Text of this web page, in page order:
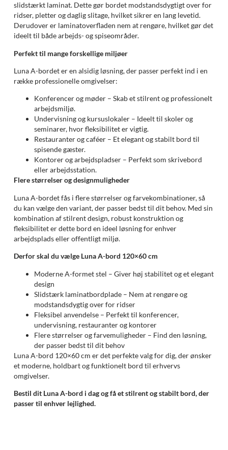
slidstærkt laminat. Dette gør bordet modstandsdygtigt over for
ridser, pletter og daglig slitage, hvilket sikrer en lang levetid.
Derudover er laminatoverfladen nem at rengøre, hvilket gør det
ideelt til både arbejds- og spiseområder.
Perfekt til mange forskellige miljøer
Luna A-bordet er en alsidig løsning, der passer perfekt ind i en
række professionelle omgivelser:
Konferencer og møder – Skab et stilrent og professionelt
arbejdsmiljø.
Undervisning og kursuslokaler – Ideelt til skoler og
seminarer, hvor fleksibilitet er vigtig.
Restauranter og caféer – Et elegant og stabilt bord til
spisende gæster.
Kontorer og arbejdspladser – Perfekt som skrivebord
eller arbejdsstation.
Flere størrelser og designmuligheder
Luna A-bordet fås i flere størrelser og farvekombinationer, så
du kan vælge den variant, der passer bedst til dit behov. Med sin
kombination af stilrent design, robust konstruktion og
fleksibilitet er dette bord en ideel løsning for enhver
arbejdsplads eller offentligt miljø.
Derfor skal du vælge Luna A-bord 120×60 cm
Moderne A-formet stel – Giver høj stabilitet og et elegant
design
Slidstærk laminatbordplade – Nem at rengøre og
modstandsdygtig over for ridser
Fleksibel anvendelse – Perfekt til konferencer,
undervisning, restauranter og kontorer
Flere størrelser og farvemuligheder – Find den løsning,
der passer bedst til dit behov
Luna A-bord 120×60 cm er det perfekte valg for dig, der ønsker
et moderne, holdbart og funktionelt bord til erhvervs
omgivelser.
Bestil dit Luna A-bord i dag og få et stilrent og stabilt bord, der
passer til enhver lejlighed.